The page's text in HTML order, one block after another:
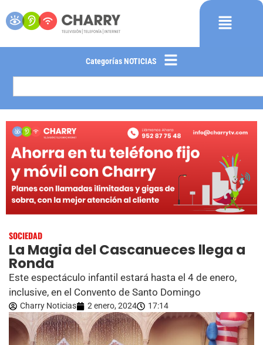
Categorías NOTICIAS
SOCIEDAD
La Magia del Cascanueces llega a
Ronda
Este espectáculo infantil estará hasta el 4 de enero,
inclusive, en el Convento de Santo Domingo
Charry Noticias 2 enero, 2024 17:14